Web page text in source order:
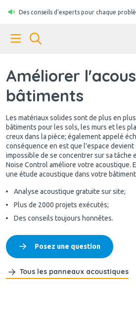
Des conseils d'experts pour chaque
Améliorer
bâtiments
Les matériaux solides sont de plus en
bâtiments pour les sols, les murs et les
creux dans la pièce; également appelé
conséquence en est que l'espace
impossible de se concentrer sur sa tâche
Noise Control améliore votre acoustique.
une étude acoustique dans votre
Analyse acoustique gratuite sur site;
Plus de 2000 projets exécutés;
Des conseils toujours honnêtes.
Posez une question
Tous les panneaux acoustiques